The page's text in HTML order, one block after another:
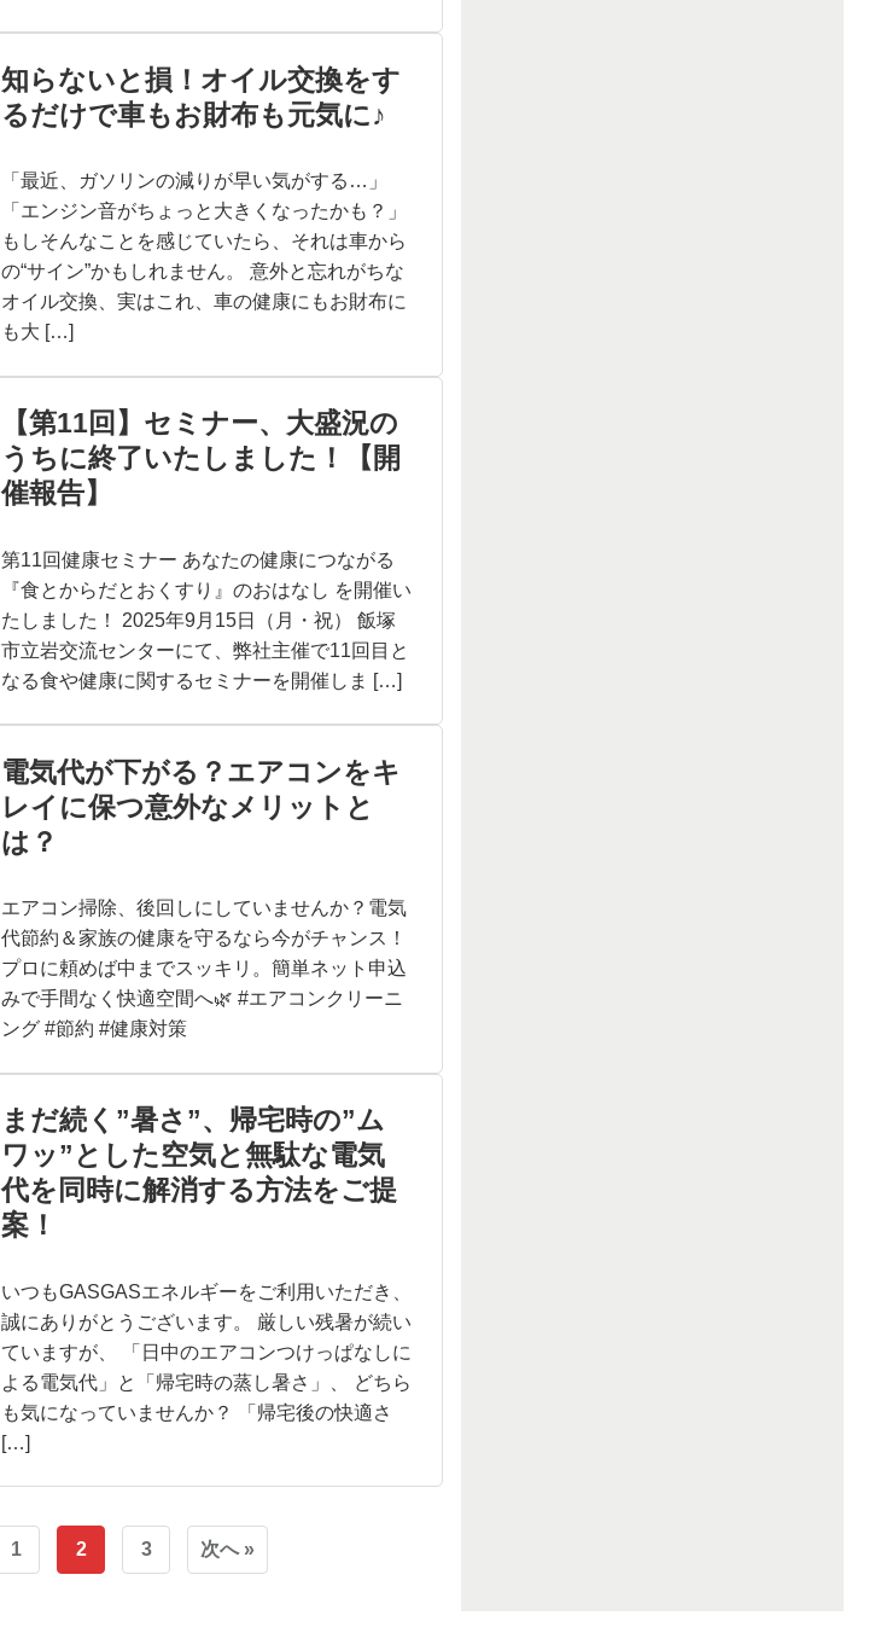
知らないと損！オイル交換をす
るだけで車もお財布も元気に♪
「最近、ガソリンの減りが早い気がする…」
「エンジン音がちょっと大きくなったかも？」
もしそんなことを感じていたら、それは車から
の“サイン”かもしれません。 意外と忘れがちな
オイル交換、実はこれ、車の健康にもお財布に
も大 […]
【第11回】セミナー、大盛況の
うちに終了いたしました！【開
催報告】
第11回健康セミナー あなたの健康につながる
『食とからだとおくすり』のおはなし を開催い
たしました！ 2025年9月15日（月・祝） 飯塚
市立岩交流センターにて、弊社主催で11回目と
なる食や健康に関するセミナーを開催しま […]
電気代が下がる？エアコンをキ
レイに保つ意外なメリットと
は？
エアコン掃除、後回しにしていませんか？電気
代節約＆家族の健康を守るなら今がチャンス！
プロに頼めば中までスッキリ。簡単ネット申込
みで手間なく快適空間へ🌿 #エアコンクリーニ
ング #節約 #健康対策
まだ続く”暑さ”、帰宅時の”ム
ワッ”とした空気と無駄な電気
代を同時に解消する方法をご提
案！
いつもGASGASエネルギーをご利用いただき、
誠にありがとうございます。 厳しい残暑が続い
ていますが、 「日中のエアコンつけっぱなしに
よる電気代」と「帰宅時の蒸し暑さ」、 どちら
も気になっていませんか？ 「帰宅後の快適さ
[…]
1 2 3 次へ »